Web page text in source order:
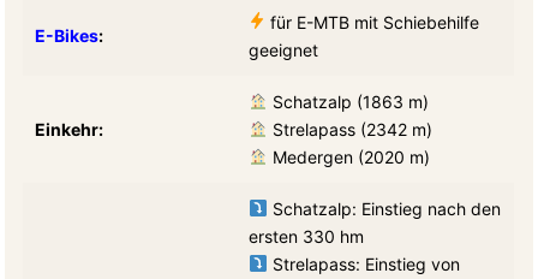
E-Bikes:
für E-MTB mit Schiebehilfe
geeignet
Einkehr:
Schatzalp (1863 m)
Strelapass (2342 m)
Medergen (2020 m)
Schatzalp: Einstieg nach den
ersten 330 hm
Strelapass: Einstieg von